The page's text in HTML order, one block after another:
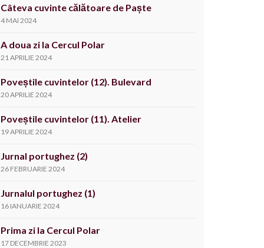
Câteva cuvinte călătoare de Paște
4 MAI 2024
A doua zi la Cercul Polar
21 APRILIE 2024
Poveștile cuvintelor (12). Bulevard
20 APRILIE 2024
Poveștile cuvintelor (11). Atelier
19 APRILIE 2024
Jurnal portughez (2)
26 FEBRUARIE 2024
Jurnalul portughez (1)
16 IANUARIE 2024
Prima zi la Cercul Polar
17 DECEMBRIE 2023